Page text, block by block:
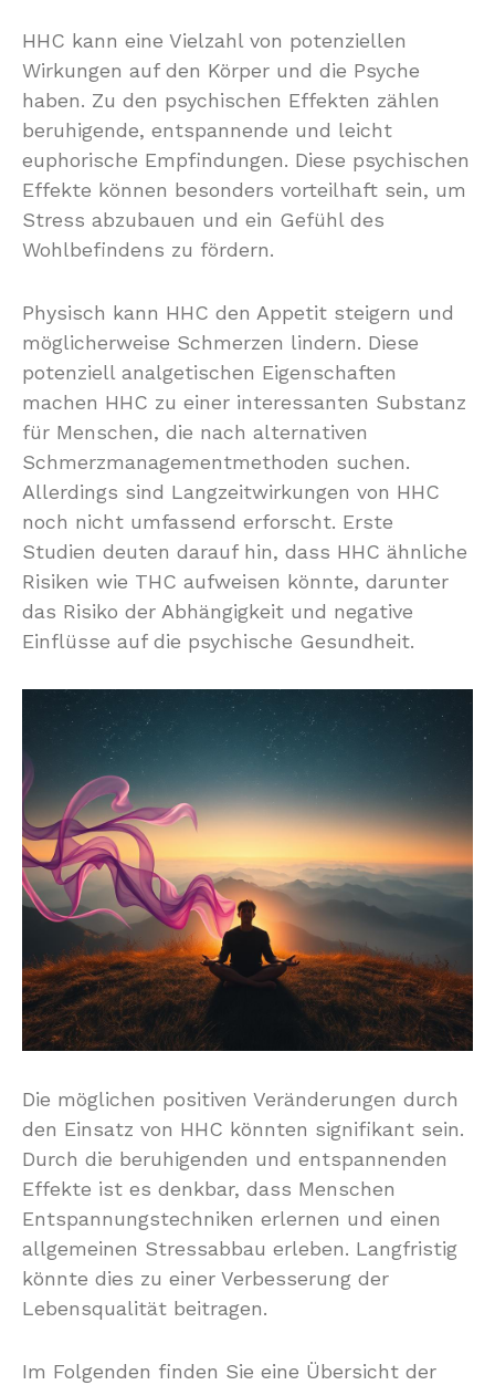
HHC kann eine Vielzahl von potenziellen
Wirkungen auf den Körper und die Psyche
haben. Zu den psychischen Effekten zählen
beruhigende, entspannende und leicht
euphorische Empfindungen. Diese psychischen
Effekte können besonders vorteilhaft sein, um
Stress abzubauen und ein Gefühl des
Wohlbefindens zu fördern.
Physisch kann HHC den Appetit steigern und
möglicherweise Schmerzen lindern. Diese
potenziell analgetischen Eigenschaften
machen HHC zu einer interessanten Substanz
für Menschen, die nach alternativen
Schmerzmanagementmethoden suchen.
Allerdings sind Langzeitwirkungen von HHC
noch nicht umfassend erforscht. Erste
Studien deuten darauf hin, dass HHC ähnliche
Risiken wie THC aufweisen könnte, darunter
das Risiko der Abhängigkeit und negative
Einflüsse auf die psychische Gesundheit.
Die möglichen positiven Veränderungen durch
den Einsatz von HHC könnten signifikant sein.
Durch die beruhigenden und entspannenden
Effekte ist es denkbar, dass Menschen
Entspannungstechniken erlernen und einen
allgemeinen Stressabbau erleben. Langfristig
könnte dies zu einer Verbesserung der
Lebensqualität beitragen.
Im Folgenden finden Sie eine Übersicht der